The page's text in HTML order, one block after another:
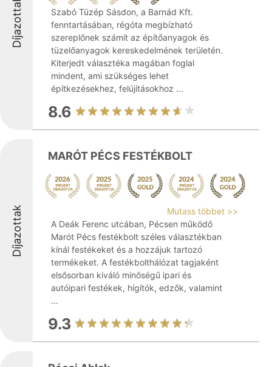
Díjazottak
Szabó Tüzép Sásdon, a Barnád Kft.
fenntartásában, régóta megbízható
szereplőnek számít az építőanyagok és
tüzelőanyagok kereskedelmének területén.
Kiterjedt választéka magában foglal
mindent, ami szükséges lehet
építkezésekhez, felújításokhoz ...
8.6
Díjazottak
MARÓT PÉCS FESTÉKBOLT
Mutass többet >>
A Deák Ferenc utcában, Pécsen működő
Marót Pécs festékbolt széles választékban
kínál festékeket és a hozzájuk tartozó
termékeket. A festékbolthálózat tagjaként
elsősorban kiváló minőségű ipari és
autóipari festékek, hígítók, edzők, valamint
...
9.3